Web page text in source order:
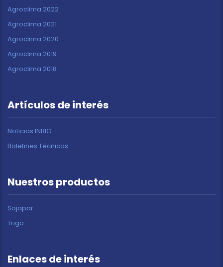
Agroclima 2022
Agroclima 2021
Agroclima 2020
Agroclima 2019
Agroclima 2018
Artículos de interés
Noticias INBIO
Boletines Técnicos
Nuestros productos
Sojapar
Trigo
Enlaces de interés